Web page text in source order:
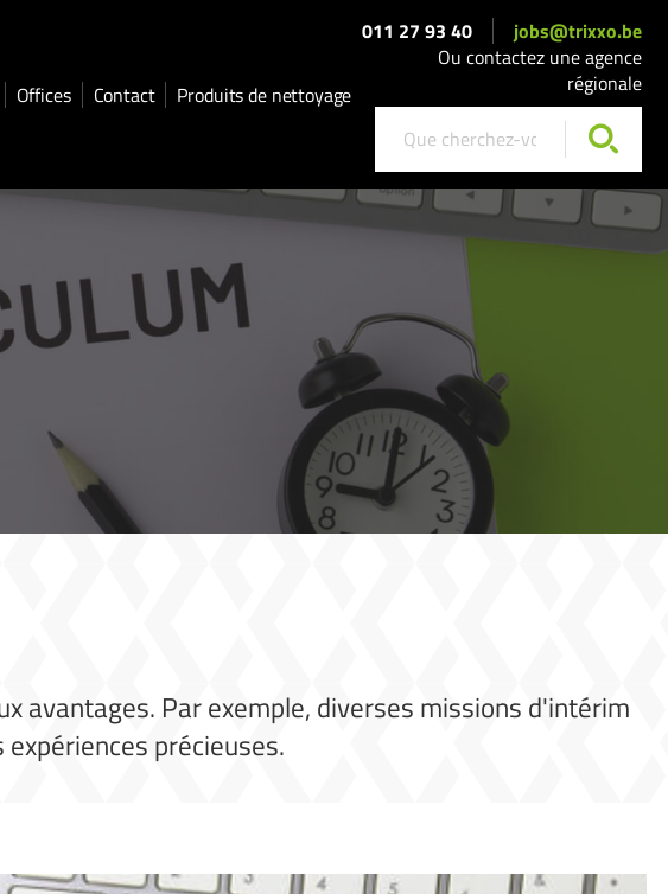
Offices Contact Produits de nettoyage
011 27 93 40
jobs@trixxo.be
Ou contactez une agence
régionale
avantages. Par exemple, diverses missions d'intérim
précieuses.